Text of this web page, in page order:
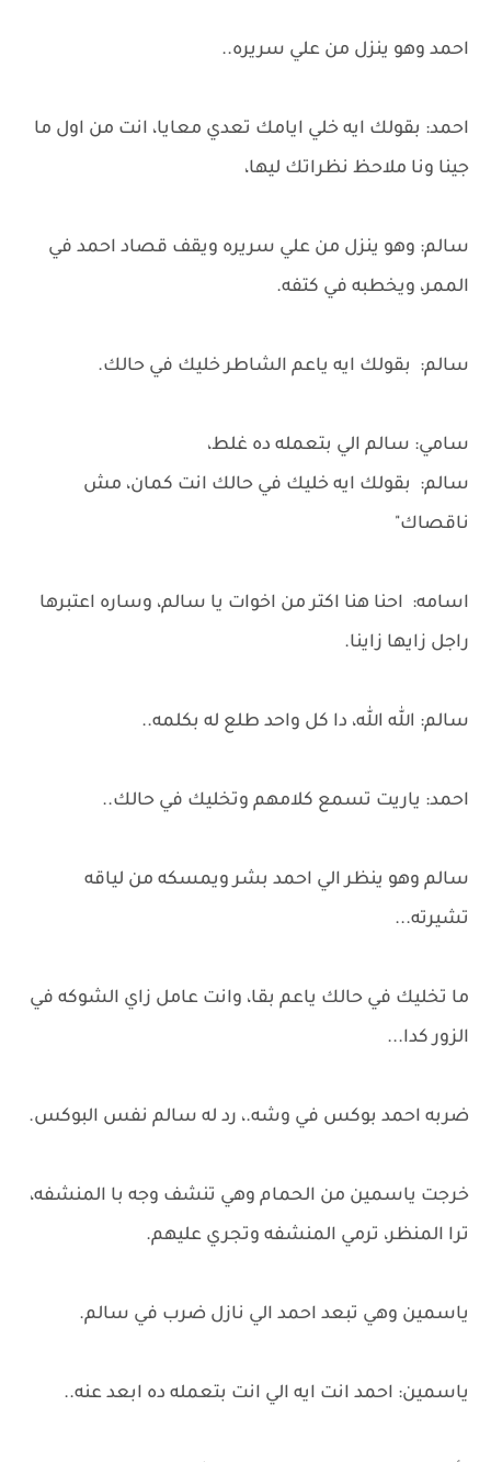
احمد وهو ينزل من علي سريره..
احمد: بقولك ايه خلي ايامك تعدي معايا، انت من اول ما
جينا ونا ملاحظ نظراتك ليها،
سالم: وهو ينزل من علي سريره ويقف قصاد احمد في
الممر، ويخطبه في كتفه.
سالم: بقولك ايه ياعم الشاطر خليك في حالك.
سامي: سالم الي بتعمله ده غلط،
سالم: بقولك ايه خليك في حالك انت كمان، مش
ناقصاك"
اسامه: احنا هنا اكتر من اخوات يا سالم، وساره اعتبرها
راجل زايها زاينا.
سالم: الله الله، دا كل واحد طلع له بكلمه..
احمد: ياريت تسمع كلامهم وتخليك في حالك..
سالم وهو ينظر الي احمد بشر ويمسكه من لياقه
تشيرته...
ما تخليك في حالك ياعم بقا، وانت عامل زاي الشوكه في
الزور كدا...
ضربه احمد بوكس في وشه.، رد له سالم نفس البوكس.
خرجت ياسمين من الحمام وهي تنشف وجه با المنشفه،
ترا المنظر، ترمي المنشفه وتجري عليهم.
ياسمين وهي تبعد احمد الي نازل ضرب في سالم.
ياسمين: احمد انت ايه الي انت بتعمله ده ابعد عنه..